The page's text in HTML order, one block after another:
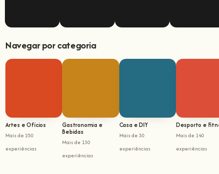
Navegar por categoria
Artes e Ofícios
Mais de 250
experiências
Gastronomia e
Bebidas
Mais de 130
experiências
Casa e DIY
Mais de 30
experiências
Desporto e
Mais de 140
experiências